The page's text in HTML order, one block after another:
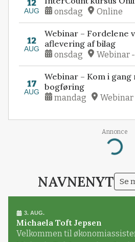
12
AUG onsdag Online
12
AUG
Webinar – Fordelene
aflevering af bilag
onsdag Webinar
17
AUG
Webinar – Kom i gang
bogføring
mandag Webinar
Annonce
Loading...
NAVNENYT Se
3. AUG.
Michaela Toft Jepsen
Velkommen til